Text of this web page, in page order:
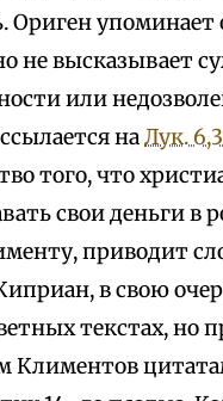
Ориген
не высказывает
или
наЛук.
того, что
свои деньги в
приводит
в свою
текстах, но
Климентов